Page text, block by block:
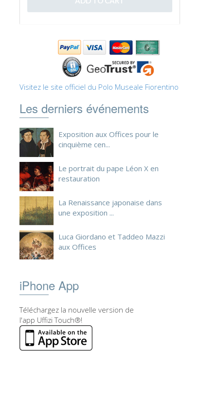
Visitez le site officiel du Polo Museale Fiorentino
Les derniers événements
Exposition aux Offices pour le
cinquième cen...
Le portrait du pape Léon X en
restauration
La Renaissance japonaise dans
une exposition ...
Luca Giordano et Taddeo Mazzi
aux Offices
iPhone App
Téléchargez la nouvelle version de
l'app Uffizi Touch®!